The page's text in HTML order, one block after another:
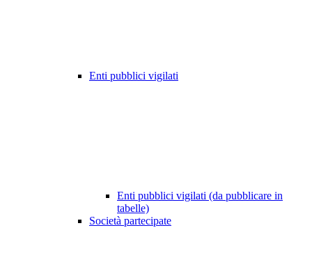
Enti pubblici vigilati
Enti pubblici vigilati (da pubblicare in
tabelle)
Società partecipate